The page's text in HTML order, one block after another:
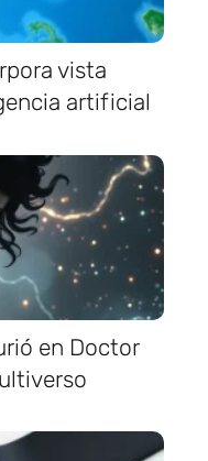
vista
artificial
en Doctor